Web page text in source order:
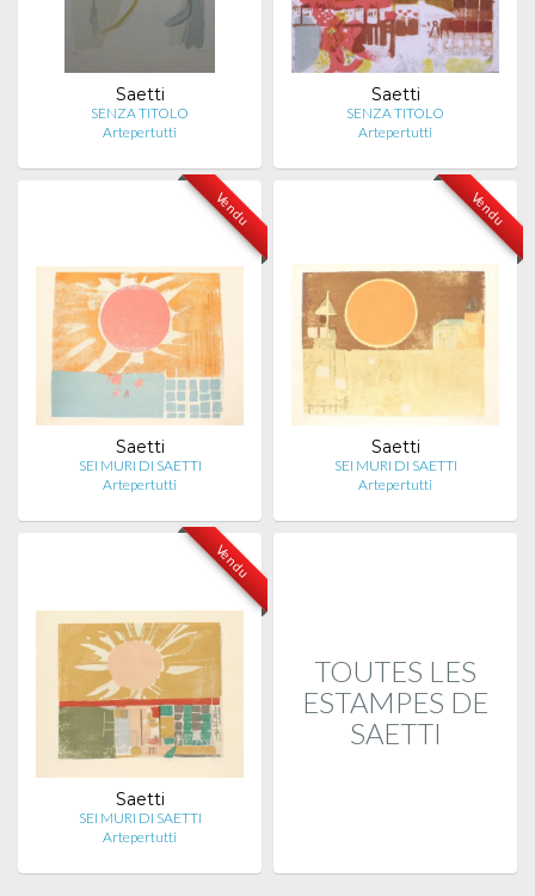
Saetti
SENZA TITOLO
Artepertutti
Saetti
SENZA TITOLO
Artepertutti
Vendu
Saetti
SEI MURI DI SAETTI
Artepertutti
Vendu
Saetti
SEI MURI DI SAETTI
Artepertutti
Vendu
Saetti
SEI MURI DI SAETTI
Artepertutti
TOUTES LES
ESTAMPES DE
SAETTI